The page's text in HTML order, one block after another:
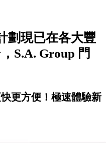
劃現已在各大豐
S.A. Group 門
更方便！極速體驗新